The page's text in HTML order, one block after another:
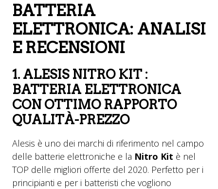
BATTERIA
ELETTRONICA: ANALISI
E RECENSIONI
1. ALESIS NITRO KIT :
BATTERIA ELETTRONICA
CON OTTIMO RAPPORTO
QUALITÀ-PREZZO
Alesis è uno dei marchi di riferimento nel campo
delle batterie elettroniche e la Nitro Kit è nel
TOP delle migliori offerte del 2020. Perfetto per i
principianti e per i batteristi che vogliono